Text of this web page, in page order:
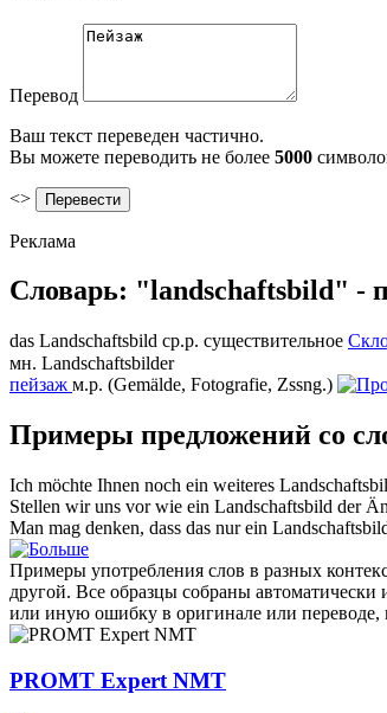
Перевод
Ваш текст переведен частично.
Вы можете переводить не более 5000
<>
Реклама
Словарь: "landschaftsbild" -
das Landschaftsbild ср.р. существительное
мн. Landschaftsbilder
пейзаж м.р. (Gemälde, Fotografie, Zssng.)
Примеры предложений со
Ich möchte Ihnen noch ein weiteres
Stellen wir uns vor wie ein Landschaftsbild der
Man mag denken, dass das nur ein
Примеры употребления слов в разных
другой. Все образцы собраны
или иную ошибку в оригинале или
PROMT Expert NMT